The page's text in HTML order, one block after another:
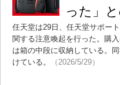
った」
任天堂は29日、任天堂サポー
関する注意喚起を行った。購
は箱の中段に収納している。
けている。
（2026/5/29）